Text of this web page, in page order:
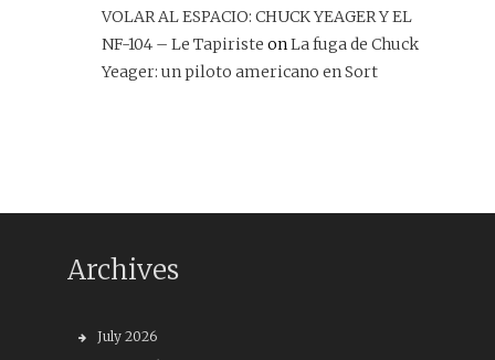
VOLAR AL ESPACIO: CHUCK YEAGER Y EL
NF-104 – Le Tapiriste onLa fuga de Chuck
Yeager: un piloto americano en Sort
Archives
July 2026